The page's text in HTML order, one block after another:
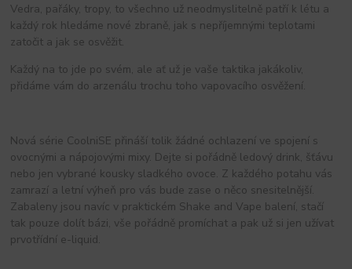
Vedra, pařáky, tropy, to všechno už neodmyslitelně patří k létu a
každý rok hledáme nové zbraně, jak s nepříjemnými teplotami
zatočit a jak se osvěžit.
Každý na to jde po svém, ale ať už je vaše taktika jakákoliv,
přidáme vám do arzenálu trochu toho vapovacího osvěžení.
Nová série CoolniSE přináší tolik žádné ochlazení ve spojení s
ovocnými a nápojovými mixy. Dejte si pořádně ledový drink, šťávu
nebo jen vybrané kousky sladkého ovoce. Z každého potahu vás
zamrazí a letní výheň pro vás bude zase o něco snesitelnější.
Zabaleny jsou navíc v praktickém Shake and Vape balení, stačí
tak pouze dolít bázi, vše pořádně promíchat a pak už si jen užívat
prvotřídní e-liquid.